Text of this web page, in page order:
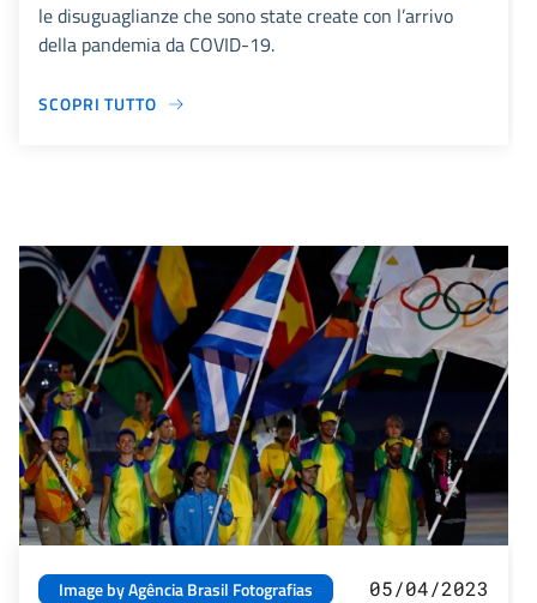
le disuguaglianze che sono state create con l’arrivo
della pandemia da COVID-19.
SCOPRI TUTTO
Image by Agência Brasil Fotografias 05/04/2023